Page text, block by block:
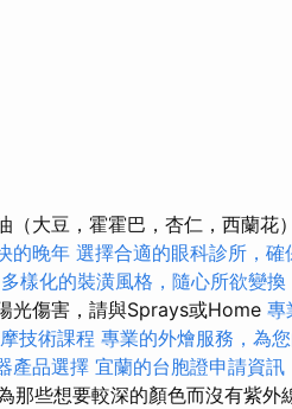
（大豆，霍霍巴，杏仁，西蘭花
的晚年 選擇合適的眼科診所，確
多樣化的裝潢風格，隨心所欲變換
光傷害，請與Sprays或Home 專
技術課程 專業的外燴服務，為
產品選擇 宜蘭的台胞證申請資訊
那些想要較深的顏色而沒有紫外